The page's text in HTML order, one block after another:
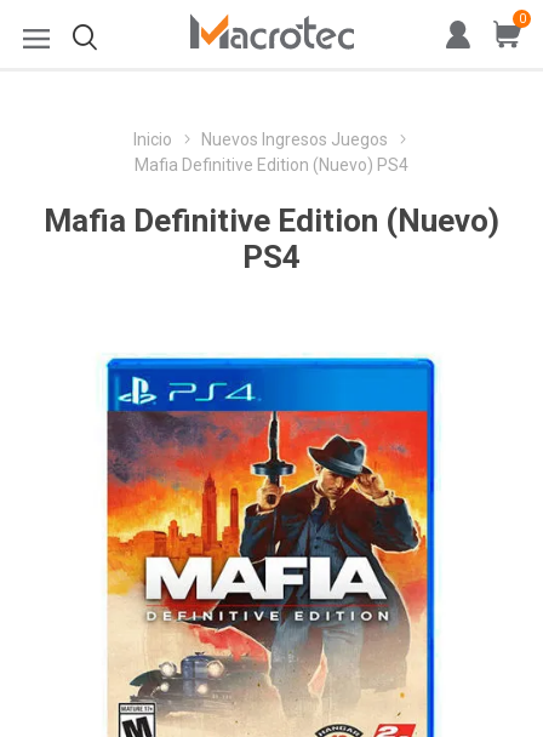
0
Inicio
Nuevos Ingresos Juegos
Mafia Definitive Edition (Nuevo) PS4
Mafia Definitive Edition (Nuevo)
PS4